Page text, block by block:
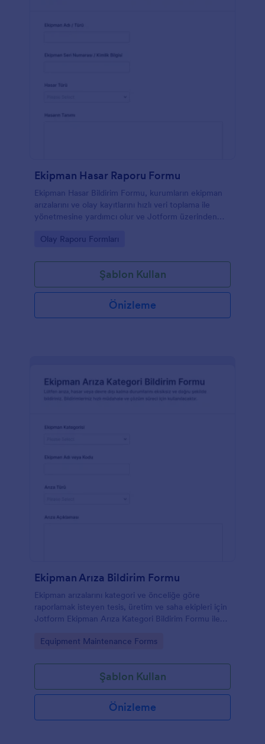
online Genel Kaza Rapor Formu sayesinde
Ekipman Hasar Raporu Formu
Ekipman Hasar Bildirim Formu, kurumların ekipman
arızalarını ve olay kayıtlarını hızlı veri toplama ile
yönetmesine yardımcı olur ve Jotform üzerinden
kolaylaştırır.
Go to Category:
Olay Raporu Formları
Şablon Kullan
Önizleme
Ekipman Arıza Bildirim Formu
Ekipman arızalarını kategori ve önceliğe göre
raporlamak isteyen tesis, üretim ve saha ekipleri için
Jotform Ekipman Arıza Kategori Bildirim Formu ile
Go to Category:
Equipment Maintenance Forms
Şablon Kullan
Önizleme